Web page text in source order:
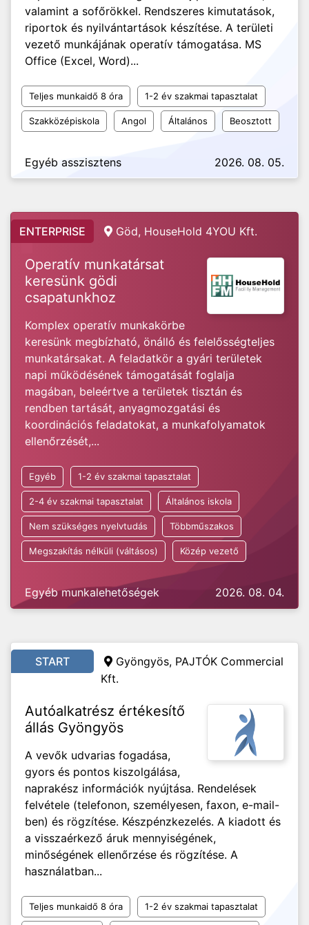
valamint a sofőrökkel. Rendszeres kimutatások,
riportok és nyilvántartások készítése. A területi
vezető munkájának operatív támogatása. MS
Office (Excel, Word)...
Teljes munkaidő 8 óra 1-2 év szakmai tapasztalat
Szakközépiskola Angol Általános Beosztott
Egyéb asszisztens 2026. 08. 05.
ENTERPRISE Göd, HouseHold 4YOU Kft.
Operatív munkatársat
keresünk gödi
csapatunkhoz
Komplex operatív munkakörbe
keresünk megbízható, önálló és felelősségteljes
munkatársakat. A feladatkör a gyári területek
napi működésének támogatását foglalja
magában, beleértve a területek tisztán és
rendben tartását, anyagmozgatási és
koordinációs feladatokat, a munkafolyamatok
ellenőrzését,...
Egyéb 1-2 év szakmai tapasztalat
2-4 év szakmai tapasztalat Általános iskola
Nem szükséges nyelvtudás Többműszakos
Megszakítás nélküli (váltásos) Közép vezető
Egyéb munkalehetőségek 2026. 08. 04.
START
Gyöngyös, PAJTÓK Commercial
Kft.
Autóalkatrész értékesítő
állás Gyöngyös
A vevők udvarias fogadása,
gyors és pontos kiszolgálása,
naprakész információk nyújtása. Rendelések
felvétele (telefonon, személyesen, faxon, e-mail-
ben) és rögzítése. Készpénzkezelés. A kiadott és
a visszaérkező áruk mennyiségének,
minőségének ellenőrzése és rögzítése. A
használatban...
Teljes munkaidő 8 óra 1-2 év szakmai tapasztalat